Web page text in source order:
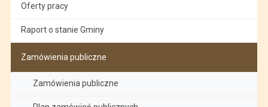
Oferty pracy
Raport o stanie Gminy
Zamówienia publiczne
Zamówienia publiczne